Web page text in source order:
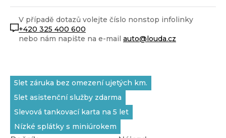
5let záruka bez omezení ujetých km.
5let asistenční služby zdarma
Slevová tankovací karta na 5 let
Nízké splátky s miniúrokem
V případě dotazů volejte číslo nonstop infolinky
+420 325 400 600
nebo nám napište na e-mail auto@louda.cz